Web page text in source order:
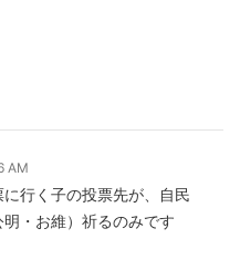
AM
行く子の投票先が、自民
・お維）祈るのみです